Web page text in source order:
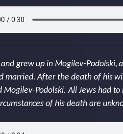
grew up in Mogilev-
married. After the death of his
Mogilev-Podolski. All Jews had
of his death are